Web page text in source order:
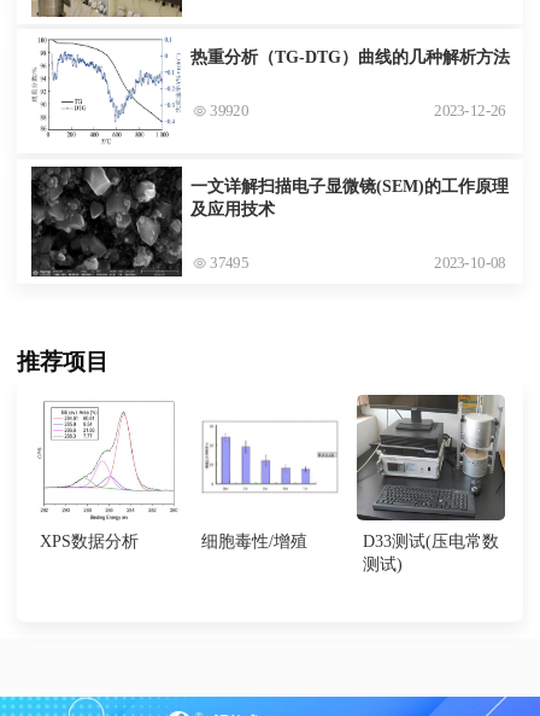
热重分析（TG-DTG）曲线的几种解析方法
39920 2023-12-26
一文详解扫描电子显微镜(SEM)的工作原理
及应用技术
37495 2023-10-08
推荐项目
XPS数据分析 细胞毒性/增殖
D33测试(压电常数
测试)